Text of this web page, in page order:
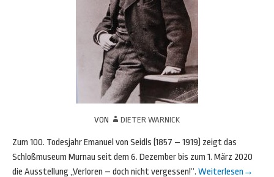
VON DIETER WARNICK
Zum 100. Todesjahr Emanuel von Seidls (1857 – 1919) zeigt das
Schloßmuseum Murnau seit dem 6. Dezember bis zum 1. März 2020
die Ausstellung „Verloren – doch nicht vergessen!“. Weiterlesen →